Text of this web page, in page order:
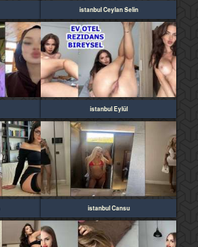
istanbul Ceylan Selin
istanbul Eylül
istanbul Cansu